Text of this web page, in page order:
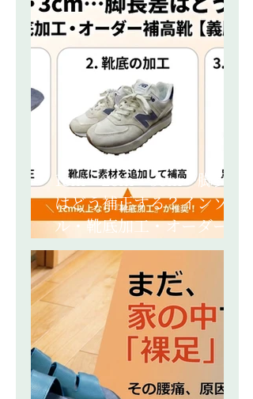
1cm・2cm・3cm…脚長差
はどう補正する？インソー
ル・靴底加工・オーダー補
高靴【義肢装具士が解説】